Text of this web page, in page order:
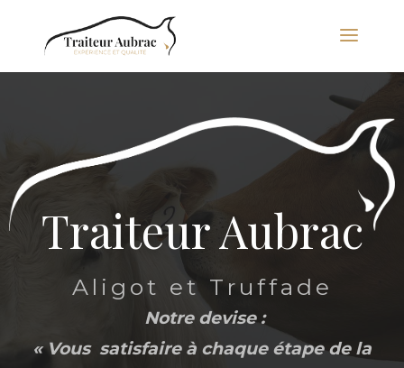
Traiteur Aubrac
Aligot et Truffade
Notre devise :
« Vous satisfaire à chaque étape de la